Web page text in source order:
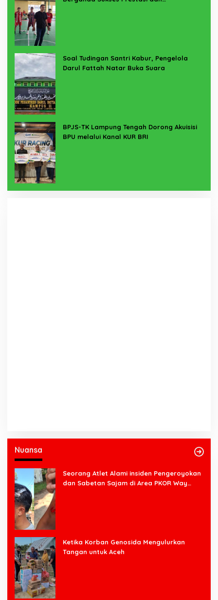
Soal Tudingan Santri Kabur, Pengelola
Darul Fattah Natar Buka Suara
BPJS-TK Lampung Tengah Dorong Akuisisi
BPU melalui Kanal KUR BRI
Nuansa
Seorang Atlet Alami insiden Pengeroyokan
dan Sabetan Sajam di Area PKOR Way
Ketika Korban Genosida Mengulurkan
Tangan untuk Aceh